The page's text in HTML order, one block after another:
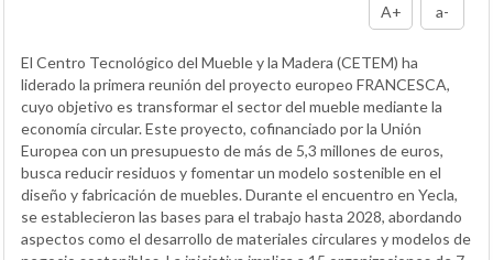
A+ a-
El Centro Tecnológico del Mueble y la Madera (CETEM) ha
liderado la primera reunión del proyecto europeo FRANCESCA,
cuyo objetivo es transformar el sector del mueble mediante la
economía circular. Este proyecto, cofinanciado por la Unión
Europea con un presupuesto de más de 5,3 millones de euros,
busca reducir residuos y fomentar un modelo sostenible en el
diseño y fabricación de muebles. Durante el encuentro en Yecla,
se establecieron las bases para el trabajo hasta 2028, abordando
aspectos como el desarrollo de materiales circulares y modelos de